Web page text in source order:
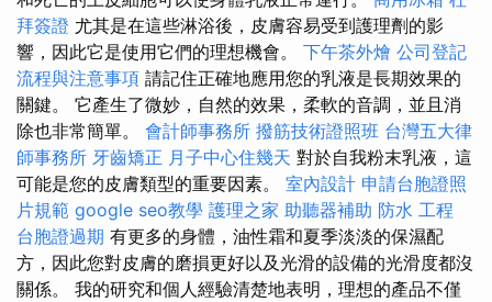
拜簽證 尤其是在這些淋浴後，皮膚容易受到護理劑的影
響，因此它是使用它們的理想機會。 下午茶外燴 公司登記
流程與注意事項 請記住正確地應用您的乳液是長期效果的
關鍵。 它產生了微妙，自然的效果，柔軟的音調，並且消
除也非常簡單。 會計師事務所 撥筋技術證照班 台灣五大律
師事務所 牙齒矯正 月子中心住幾天 對於自我粉末乳液，這
可能是您的皮膚類型的重要因素。 室內設計 申請台胞證照
片規範 google seo教學 護理之家 助聽器補助 防水 工程
台胞證過期 有更多的身體，油性霜和夏季淡淡的保濕配
方，因此您對皮膚的磨損更好以及光滑的設備的光滑度都沒
關係。 我的研究和個人經驗清楚地表明，理想的產品不僅